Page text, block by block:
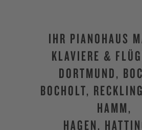
IHR PIANOHAUS
KLAVIERE &
DORTMUND,
BOCHOLT,
HAMM,
HAGEN,